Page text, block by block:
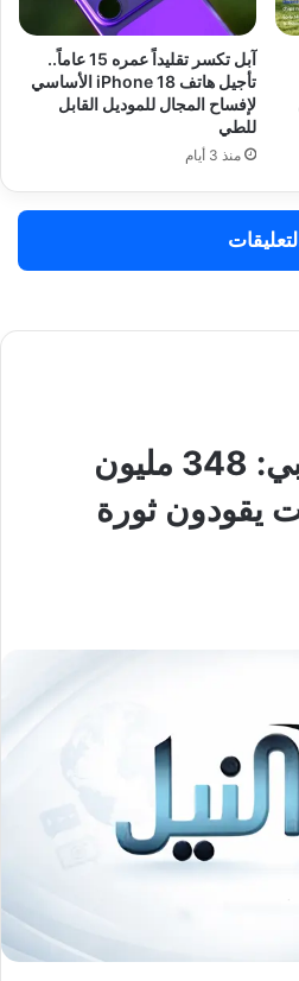
آبل تكسر تقليداً عمره 15 عاماً..
تأجيل هاتف iPhone 18 الأساسي
لإفساح المجال للموديل القابل
للطي
منذ 3 أيام
التعليقات